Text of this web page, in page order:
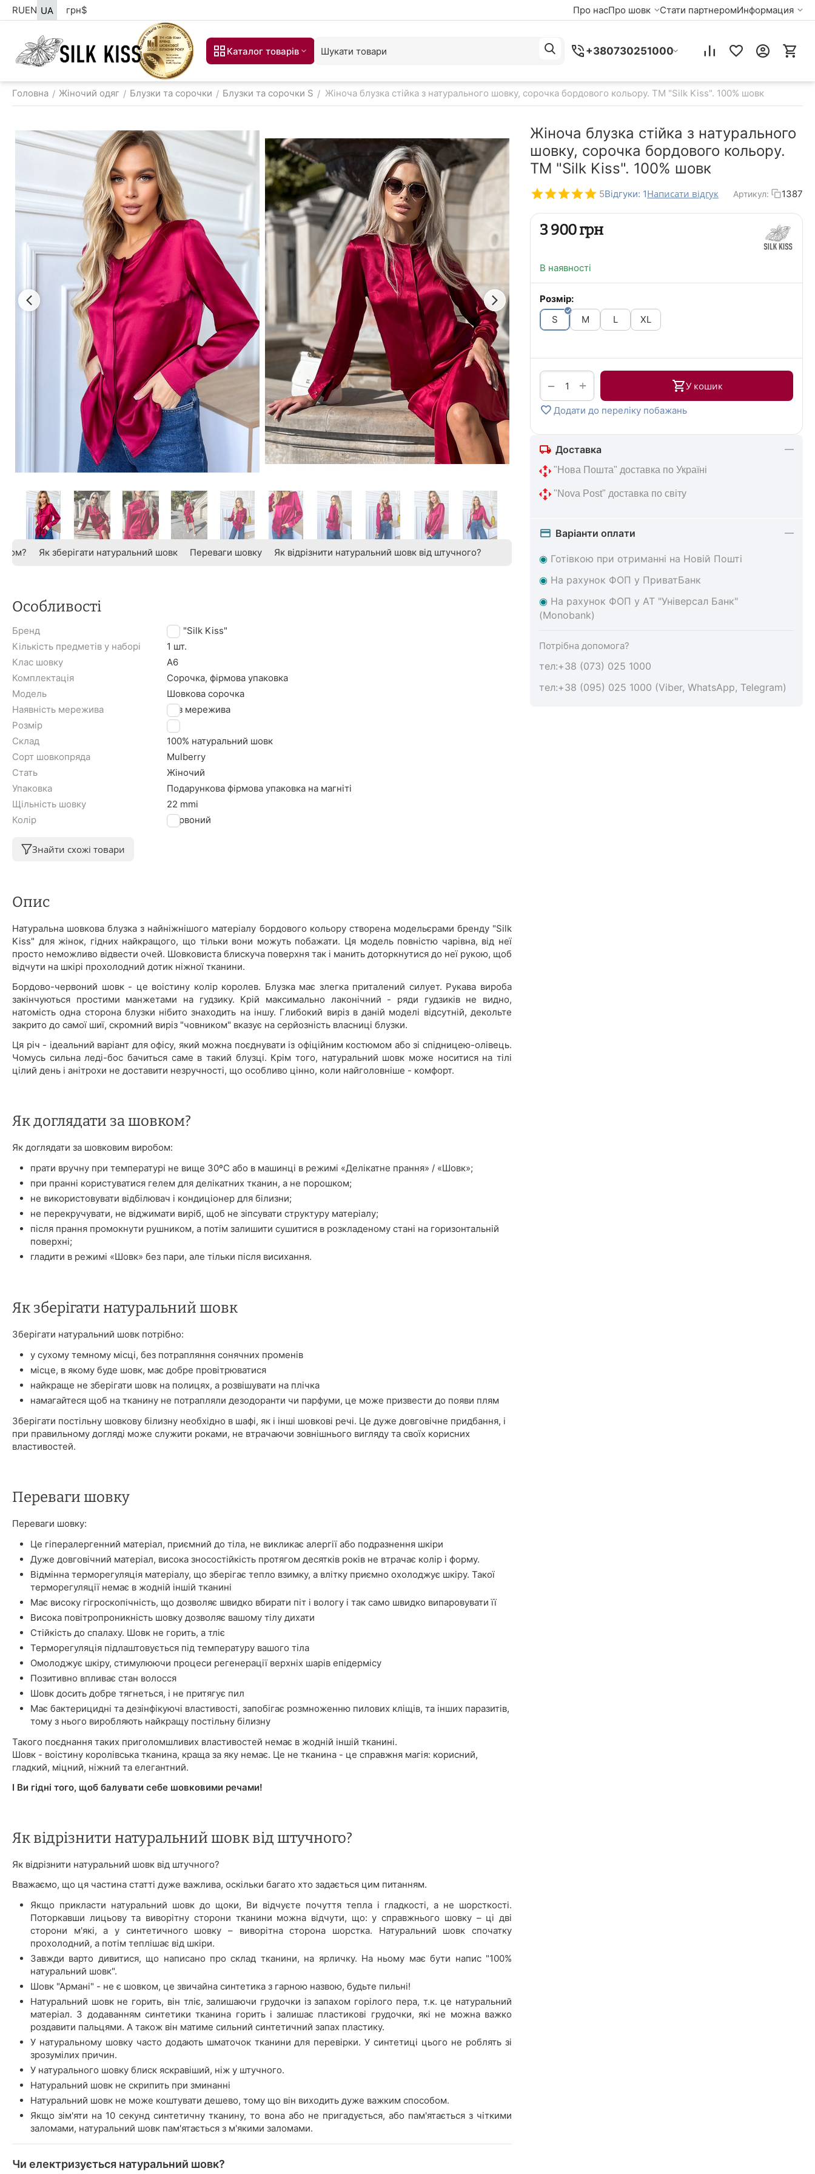
RUEN UA грн$ Про насПро шовк Стати партнеромИнформация
Каталог товарiв +380730251000
Головна / Жіночий одяг / Блузки та сорочки / Блузки та сорочки S / Жіноча блузка стійка з натурального шовку, сорочка бордового кольору. TM "Silk Kiss". 100% шовк
Жіноча блузка стійка з натурального
шовку, сорочка бордового кольору.
TM "Silk Kiss". 100% шовк
5Відгуки: 1Написати відгук Артикул: 1387
‍3 900‍грн
В наявності
Розмір:
S
M L XL
+
− У кошик
Додати до переліку побажань
Доставка
"Нова Пошта" доставка по Україні
"Nova Post" доставка по світу
Варіанти оплати
◉ Готівкою при отриманні на Новій Пошті
◉ На рахунок ФОП у ПриватБанк
◉ На рахунок ФОП у АТ "Універсал Банк"
(Monobank)
Потрібна допомога?
тел:+38 (073) 025 1000
тел:+38 (095) 025 1000 (Viber, WhatsApp, Telegram)
Як зберігати натуральний шовк Переваги шовку Як відрізнити натуральний шовк від штучного?
Особливості
Бренд
TM "Silk Kiss"
Кількість предметів у наборі
1 шт.
Клас шовку
A6
Комплектація
Сорочка, фірмова упаковка
Модель
Шовкова сорочка
Наявність мережива
Без мережива
Розмір
S
Склад
100% натуральний шовк
Сорт шовкопряда
Mulberry
Стать
Жіночий
Упаковка
Подарункова фірмова упаковка на магніті
Щільність шовку
22 mmi
Колір
Червоний
Знайти схожі товари
Опис
Натуральна шовкова блузка з найніжнішого матеріалу бордового кольору створена модельєрами бренду "Silk
Kiss" для жінок, гідних найкращого, що тільки вони можуть побажати. Ця модель повністю чарівна, від неї
просто неможливо відвести очей. Шовковиста блискуча поверхня так і манить доторкнутися до неї рукою, щоб
відчути на шкірі прохолодний дотик ніжної тканини.
Бордово-червоний шовк - це воістину колір королев. Блузка має злегка приталений силует. Рукава вироба
закінчуються простими манжетами на гудзику. Крій максимально лаконічний - ряди гудзиків не видно,
натомість одна сторона блузки нібито знаходить на іншу. Глибокий виріз в даній моделі відсутній, декольте
закрито до самої шиї, скромний виріз "човником" вказує на серйозність власниці блузки.
Ця річ - ідеальний варіант для офісу, який можна поєднувати із офіційним костюмом або зі спідницею-олівець.
Чомусь сильна леді-бос бачиться саме в такий блузці. Крім того, натуральний шовк може носитися на тілі
цілий день і анітрохи не доставити незручності, що особливо цінно, коли найголовніше - комфорт.
Як доглядати за шовком?
Як доглядати за шовковим виробом:
прати вручну при температурі не вище 30ºС або в машинці в режимі «Делікатне прання» / «Шовк»;
при пранні користуватися гелем для делікатних тканин, а не порошком;
не використовувати відбілювач і кондиціонер для білизни;
не перекручувати, не віджимати виріб, щоб не зіпсувати структуру матеріалу;
після прання промокнути рушником, а потім залишити сушитися в розкладеному стані на горизонтальній
поверхні;
гладити в режимі «Шовк» без пари, але тільки після висихання.
Як зберігати натуральний шовк
Зберігати натуральний шовк потрібно:
у сухому темному місці, без потрапляння сонячних променів
місце, в якому буде шовк, має добре провітрюватися
найкраще не зберігати шовк на полицях, а розвішувати на плічка
намагайтеся щоб на тканину не потрапляли дезодоранти чи парфуми, це може призвести до появи плям
Зберігати постільну шовкову білизну необхідно в шафі, як і інші шовкові речі. Це дуже довговічне придбання, і
при правильному догляді може служити роками, не втрачаючи зовнішнього вигляду та своїх корисних
властивостей.
Переваги шовку
Переваги шовку:
Це гіпералергенний матеріал, приємний до тіла, не викликає алергії або подразнення шкіри
Дуже довговічний матеріал, висока зносостійкість протягом десятків років не втрачає колір і форму.
Відмінна терморегуляція матеріалу, що зберігає тепло взимку, а влітку приємно охолоджує шкіру. Такої
терморегуляції немає в жодній іншій тканині
Має високу гігроскопічність, що дозволяє швидко вбирати піт і вологу і так само швидко випаровувати її
Висока повітропроникність шовку дозволяє вашому тілу дихати
Стійкість до спалаху. Шовк не горить, а тліє
Терморегуляція підлаштовується під температуру вашого тіла
Омолоджує шкіру, стимулюючи процеси регенерації верхніх шарів епідермісу
Позитивно впливає стан волосся
Шовк досить добре тягнеться, і не притягує пил
Має бактерицидні та дезінфікуючі властивості, запобігає розмноженню пилових кліщів, та інших паразитів,
тому з нього виробляють найкращу постільну білизну
Такого поєднання таких приголомшливих властивостей немає в жодній іншій тканині.
Шовк - воістину королівська тканина, краща за яку немає. Це не тканина - це справжня магія: корисний,
гладкий, міцний, ніжний та елегантний.
І Ви гідні того, щоб балувати себе шовковими речами!
Як відрізнити натуральний шовк від штучного?
Як відрізнити натуральний шовк від штучного?
Вважаємо, що ця частина статті дуже важлива, оскільки багато хто задається цим питанням.
Якщо прикласти натуральний шовк до щоки, Ви відчуєте почуття тепла і гладкості, а не шорсткості.
Поторкавши лицьову та виворітну сторони тканини можна відчути, що: у справжнього шовку – ці дві
сторони м'які, а у синтетичного шовку – виворітна сторона шорстка. Натуральний шовк спочатку
прохолодний, а потім теплішає від шкіри.
Завжди варто дивитися, що написано про склад тканини, на ярличку. На ньому має бути напис "100%
натуральний шовк".
Шовк "Армані" - не є шовком, це звичайна синтетика з гарною назвою, будьте пильні!
Натуральний шовк не горить, він тліє, залишаючи грудочки із запахом горілого пера, т.к. це натуральний
матеріал. З додаванням синтетики тканина горить і залишає пластикові грудочки, які не можна важко
роздавити пальцями. А також він матиме сильний синтетичний запах пластику.
У натуральному шовку часто додають шматочок тканини для перевірки. У синтетиці цього не роблять зі
зрозумілих причин.
У натурального шовку блиск яскравіший, ніж у штучного.
Натуральний шовк не скрипить при зминанні
Натуральний шовк не може коштувати дешево, тому що він виходить дуже важким способом.
Якщо зім'яти на 10 секунд синтетичну тканину, то вона або не пригадується, або пам'ятається з чіткими
заломами, натуральний шовк пам'ятається з м'якими заломами.
Чи електризується натуральний шовк?